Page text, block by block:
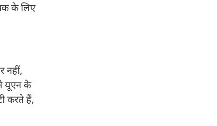
के लिए
नहीं,
यूएन के
करते हैं,